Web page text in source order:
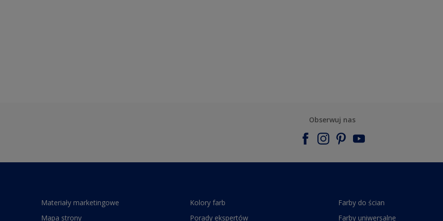
Obserwuj nas
Materiały marketingowe
Mapa strony
Kolory farb
Porady ekspertów
Farby do ścian
Farby uniwersalne